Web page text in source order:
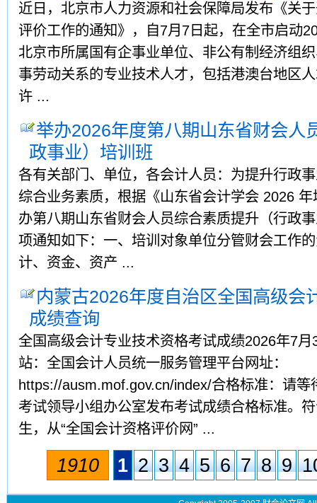
近日，北京市人力资源和社会保障局发布《关
评价工作的通知》，自7月7日起，在全市启动
北京市所属国有企事业单位、非公有制经济组
事劳动关系的专业技术人才，包括港澳台地区
许 ...
举办2026年度第八期山东省财会人
政事业）培训班
各有关部门、单位，各会计人员：为提升行政
综合业务素质，根据《山东省会计学会 2026
办第八期山东省财会人员综合素质提升（行政
项通知如下：一、培训对象单位分管财会工作
计、资金、资产 ...
内蒙古2026年度自治区全国高级会
成绩查询
全国高级会计专业技术资格考试成绩2026年7
站：全国会计人员统一服务管理平台网址：
https://ausm.mof.gov.cn/index/合格标准：请
考试领导小组办公室发布考试成绩合格标准。
生，从“全国会计资格评价网” ...
1910 1 2 3 4 5 6 7 8 9